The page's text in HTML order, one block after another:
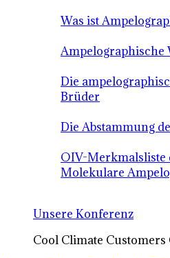
Was ist
Ampelographische
Die
Brüder
Die Abstammung
OIV-Merkmalsliste
Molekulare
Unsere Konferenz
Cool Climate